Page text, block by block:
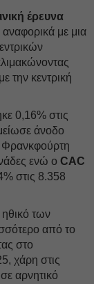
έρευνα
με μια
την κεντρική
0,16% στις
άνοδο
Φρανκφούρτη
ενώ ο CAC
στις 8.358
των
από το
στο
χάρη στις
αρνητικό